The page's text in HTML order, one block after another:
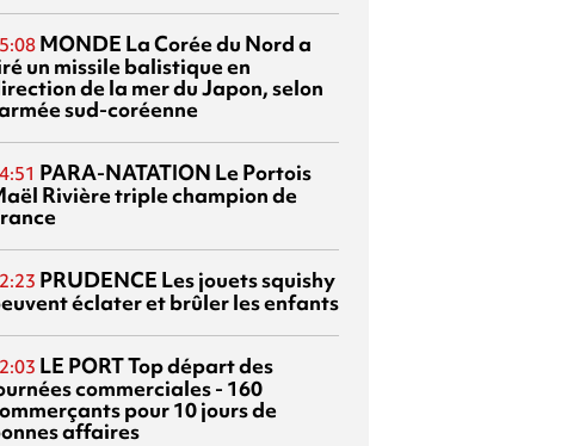
MONDE La Corée du Nord a
un missile balistique en
de la mer du Japon, selon
sud-coréenne
PARA-NATATION Le Portois
Rivière triple champion de
PRUDENCE Les jouets squishy
éclater et brûler les enfants
LE PORTTop départ des
commerciales - 160
pour 10 jours de
affaires